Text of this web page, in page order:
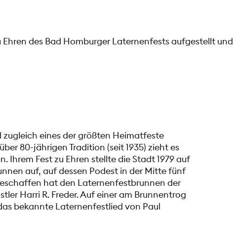
des Bad Homburger Laternenfests aufgestellt und
zugleich eines der größten Heimatfeste
80-jährigen Tradition (seit 1935) zieht es
Ihrem Fest zu Ehren stellte die Stadt 1979 auf
auf, auf dessen Podest in der Mitte fünf
hat den Laternenfestbrunnen der
Harri R. Freder. Auf einer am Brunnentrog
bekannte Laternenfestlied von Paul